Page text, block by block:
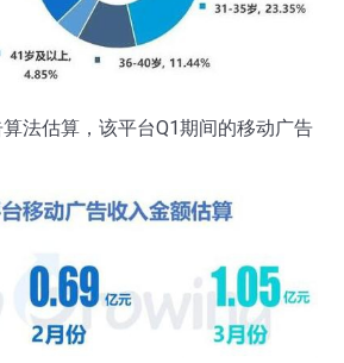
法估算，该平台Q1期间的移动广告